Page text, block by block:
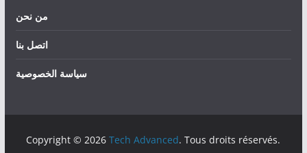
من نحن
اتصل بنا
سياسة الخصوصية
Copyright © 2026Tech Advanced. Tous droits réservés.